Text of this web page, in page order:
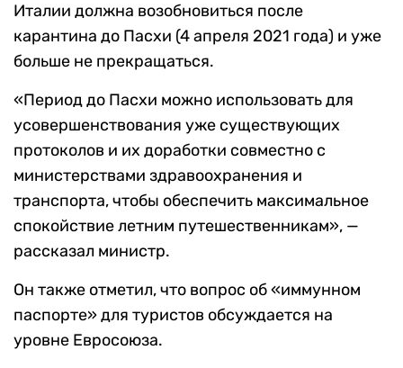
Италии должна возобновиться после
карантина до Пасхи (4 апреля 2021 года) и уже
больше не прекращаться.
«Период до Пасхи можно использовать для
усовершенствования уже существующих
протоколов и их доработки совместно с
министерствами здравоохранения и
транспорта, чтобы обеспечить максимальное
спокойствие летним путешественникам», —
рассказал министр.
Он также отметил, что вопрос об «иммунном
паспорте» для туристов обсуждается на
уровне Евросоюза.